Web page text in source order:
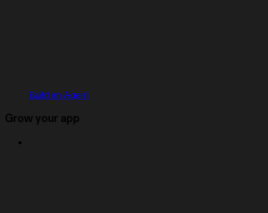
Build an Agent
Grow your app